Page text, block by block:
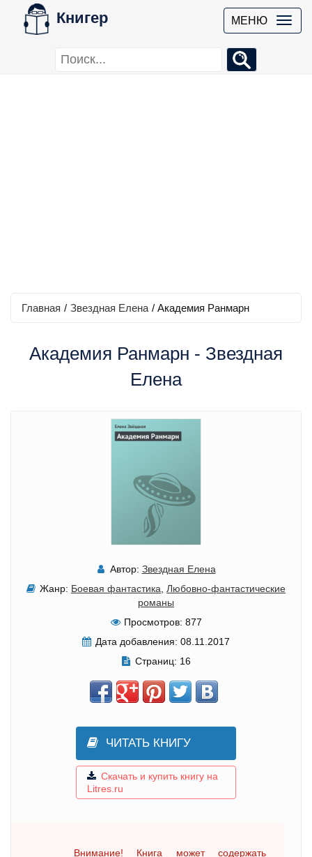
Книгер МЕНЮ
Главная / Звездная Елена / Академия Ранмарн
Академия Ранмарн - Звездная
Елена
Автор: Звездная Елена
Жанр: Боевая фантастика
Любовно-фантастические
романы
Просмотров: 877
Дата добавления: 08.11.2017
Страниц: 16
ЧИТАТЬ КНИГУ
Скачать и купить книгу на
Litres.ru
Внимание! Книга может содержать